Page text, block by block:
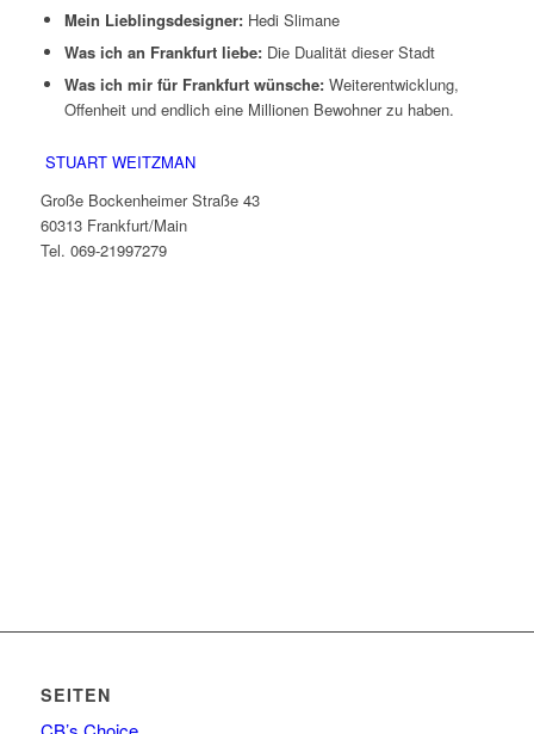
Mein Lieblingsdesigner:Hedi Slimane
Was ich an Frankfurt liebe:Die Dualität dieser Stadt
Was ich mir für Frankfurt wünsche: Weiterentwicklung,
Offenheit und endlich eine Millionen Bewohner zu haben.
STUART WEITZMAN
Große Bockenheimer Straße 43
60313 Frankfurt/Main
Tel. 069-21997279
SEITEN